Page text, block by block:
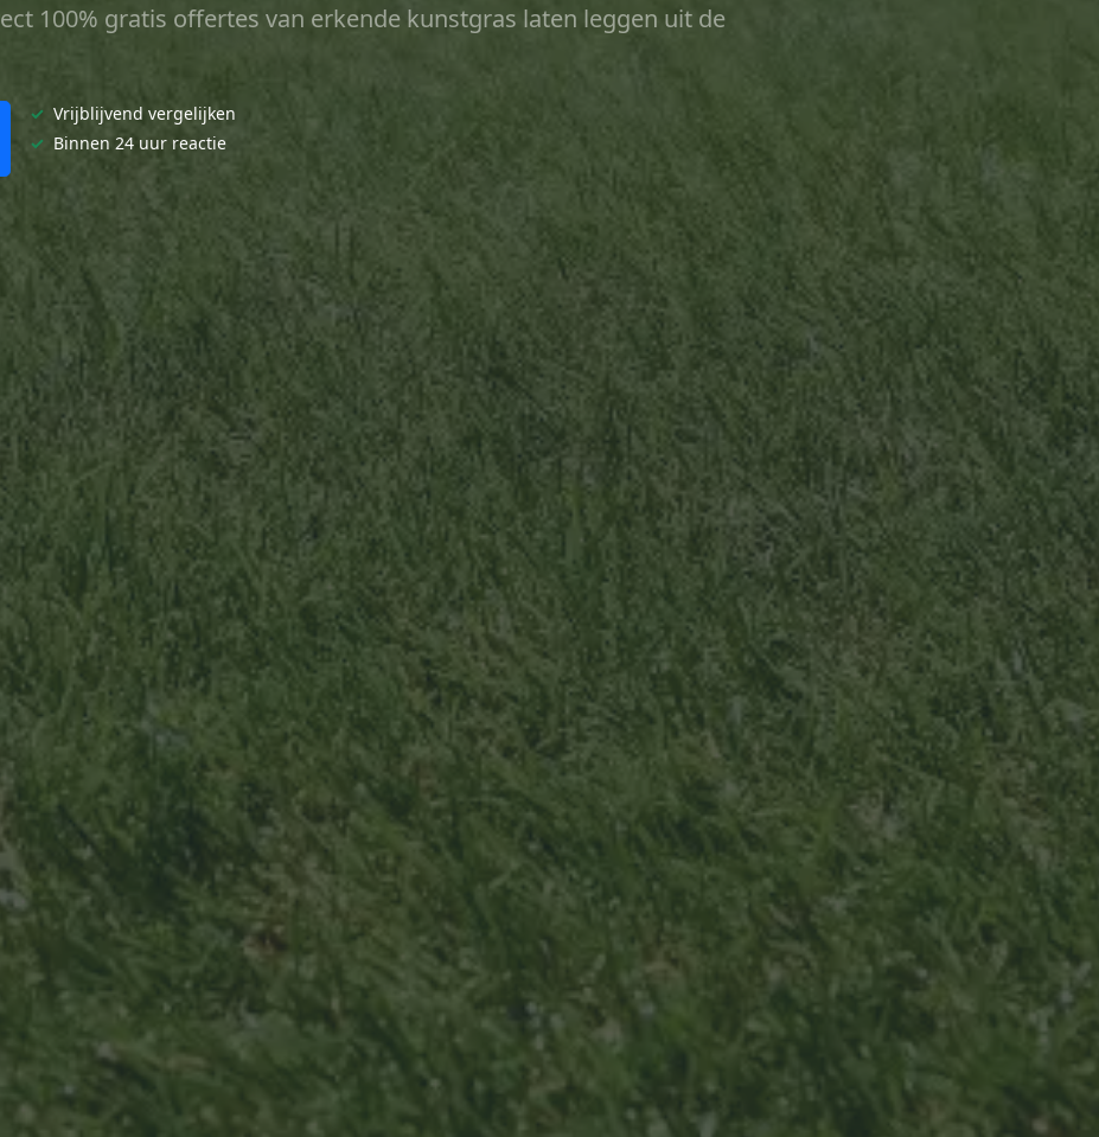
100% gratis offertes van erkende kunstgras laten leggen uit de
✓ Vrijblijvend vergelijken
✓ Binnen 24 uur reactie